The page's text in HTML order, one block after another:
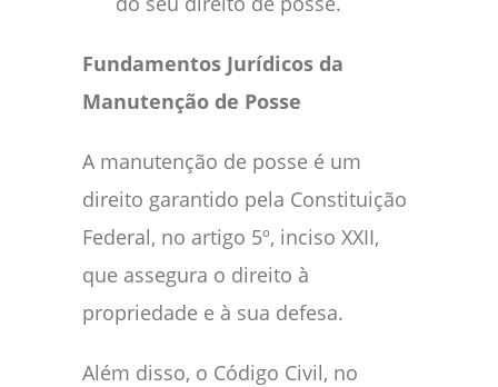
Fundamentos Jurídicos da
Manutenção de Posse
A manutenção de posse é um
direito garantido pela Constituição
Federal, no artigo 5º, inciso XXII,
que assegura o direito à
propriedade e à sua defesa.
Além disso, o Código Civil, no